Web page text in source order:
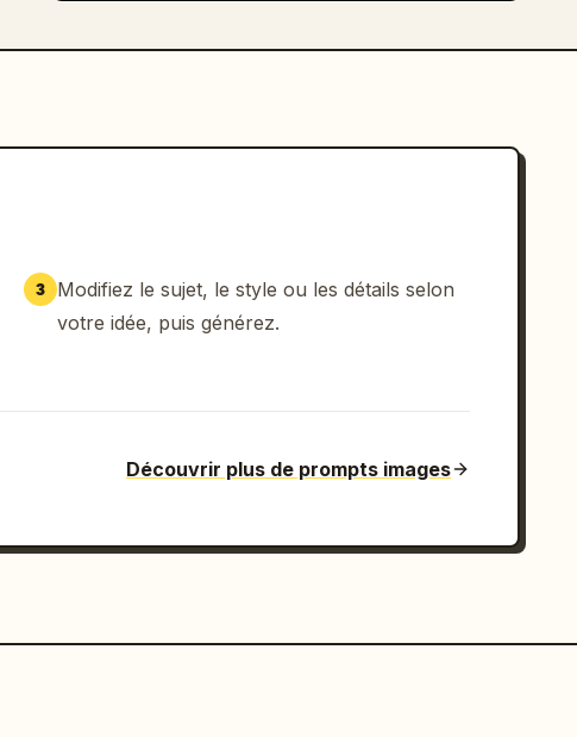
3
Modifiez le sujet, le style ou les détails selon
votre idée, puis générez.
Découvrir plus de prompts images